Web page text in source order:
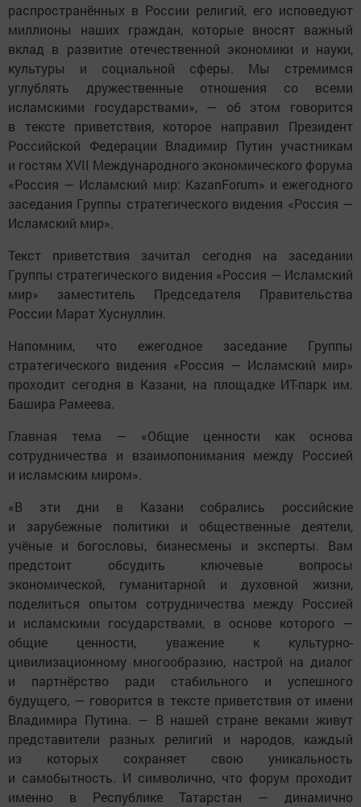
распространённых в России религий, его исповедуют
миллионы наших граждан, которые вносят важный
вклад в развитие отечественной экономики и науки,
культуры и социальной сферы. Мы стремимся
углублять дружественные отношения со всеми
исламскими государствами», — об этом говорится
в тексте приветствия, которое направил Президент
Российской Федерации Владимир Путин участникам
и гостям XVII Международного экономического форума
«Россия — Исламский мир: KazanForum» и ежегодного
заседания Группы стратегического видения «Россия —
Исламский мир».
Текст приветствия зачитал сегодня на заседании
Группы стратегического видения «Россия — Исламский
мир» заместитель Председателя Правительства
России Марат Хуснуллин.
Напомним, что ежегодное заседание Группы
стратегического видения «Россия — Исламский мир»
проходит сегодня в Казани, на площадке ИТ-парк им.
Башира Рамеева.
Главная тема — «Общие ценности как основа
сотрудничества и взаимопонимания между Россией
и исламским миром».
«В эти дни в Казани собрались российские
и зарубежные политики и общественные деятели,
учёные и богословы, бизнесмены и эксперты. Вам
предстоит обсудить ключевые вопросы
экономической, гуманитарной и духовной жизни,
поделиться опытом сотрудничества между Россией
и исламскими государствами, в основе которого —
общие ценности, уважение к культурно-
цивилизационному многообразию, настрой на диалог
и партнёрство ради стабильного и успешного
будущего, — говорится в тексте приветствия от имени
Владимира Путина. — В нашей стране веками живут
представители разных религий и народов, каждый
из которых сохраняет свою уникальность
и самобытность. И символично, что форум проходит
именно в Республике Татарстан — динамично